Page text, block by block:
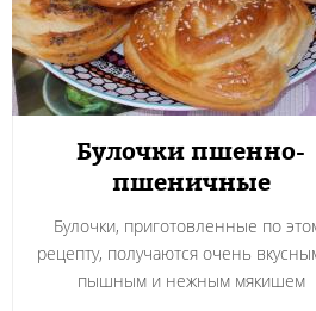
Булочки пшенно-
пшеничные
Булочки, приготовленные по
рецепту, получаются очень
пышным и нежным мякишем